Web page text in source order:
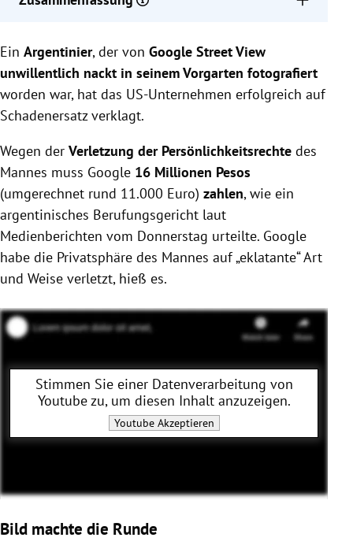
zahlen, weil er nackt von Street View fotografiert
wurde.
Das Berufungsgericht sah eine eklatante Verletzung
der Privatsphäre, da das Foto im geschützten
Vorgarten entstand.
Zwei Medien, die das Bild verbreiteten, wurden
freigesprochen, da sie laut Gericht Googles
Fehlverhalten aufzeigten.
Ein Argentinier, der von Google Street View
unwillentlich nackt in seinem Vorgarten fotografiert
worden war, hat das US-Unternehmen erfolgreich auf
Schadenersatz verklagt.
Wegen der Verletzung der Persönlichkeitsrechte des
Mannes muss Google 16 Millionen Pesos
(umgerechnet rund 11.000 Euro) zahlen, wie ein
argentinisches Berufungsgericht laut
Medienberichten vom Donnerstag urteilte. Google
habe die Privatsphäre des Mannes auf „eklatante“ Art
und Weise verletzt, hieß es.
Stimmen Sie einer Datenverarbeitung von
Youtubezu, um diesen Inhalt anzuzeigen.
YoutubeAkzeptieren
Bild machte die Runde